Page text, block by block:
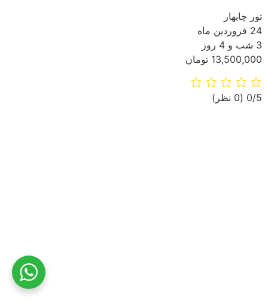
تور چابهار
24 فروردین ماه
3 شب و 4 روز
13,500,000 تومان
‫0/5 ‫(0 نظر)